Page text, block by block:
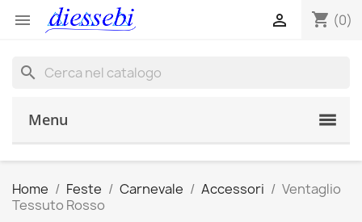
 shopping_cart (0)

search
Menu
Home Feste Carnevale Accessori
Ventaglio
Tessuto Rosso